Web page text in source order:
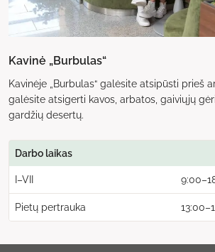
Kavinė „Burbulas“
Kavinėje „Burbulas“ galėsite atsipūsti prieš
galėsite atsigerti kavos, arbatos, gaiviųjų
gardžių desertų.
Darbo laikas
I–VII
Pietų pertrauka